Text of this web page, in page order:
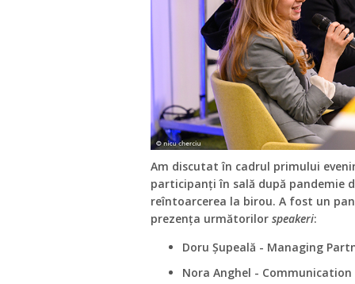
Am discutat în cadrul primului
participanți în sală după pandemie
reîntoarcerea la birou. A fost un
prezența următorilor speakeri:
Doru Șupeală - Managing
Nora Anghel - Communication